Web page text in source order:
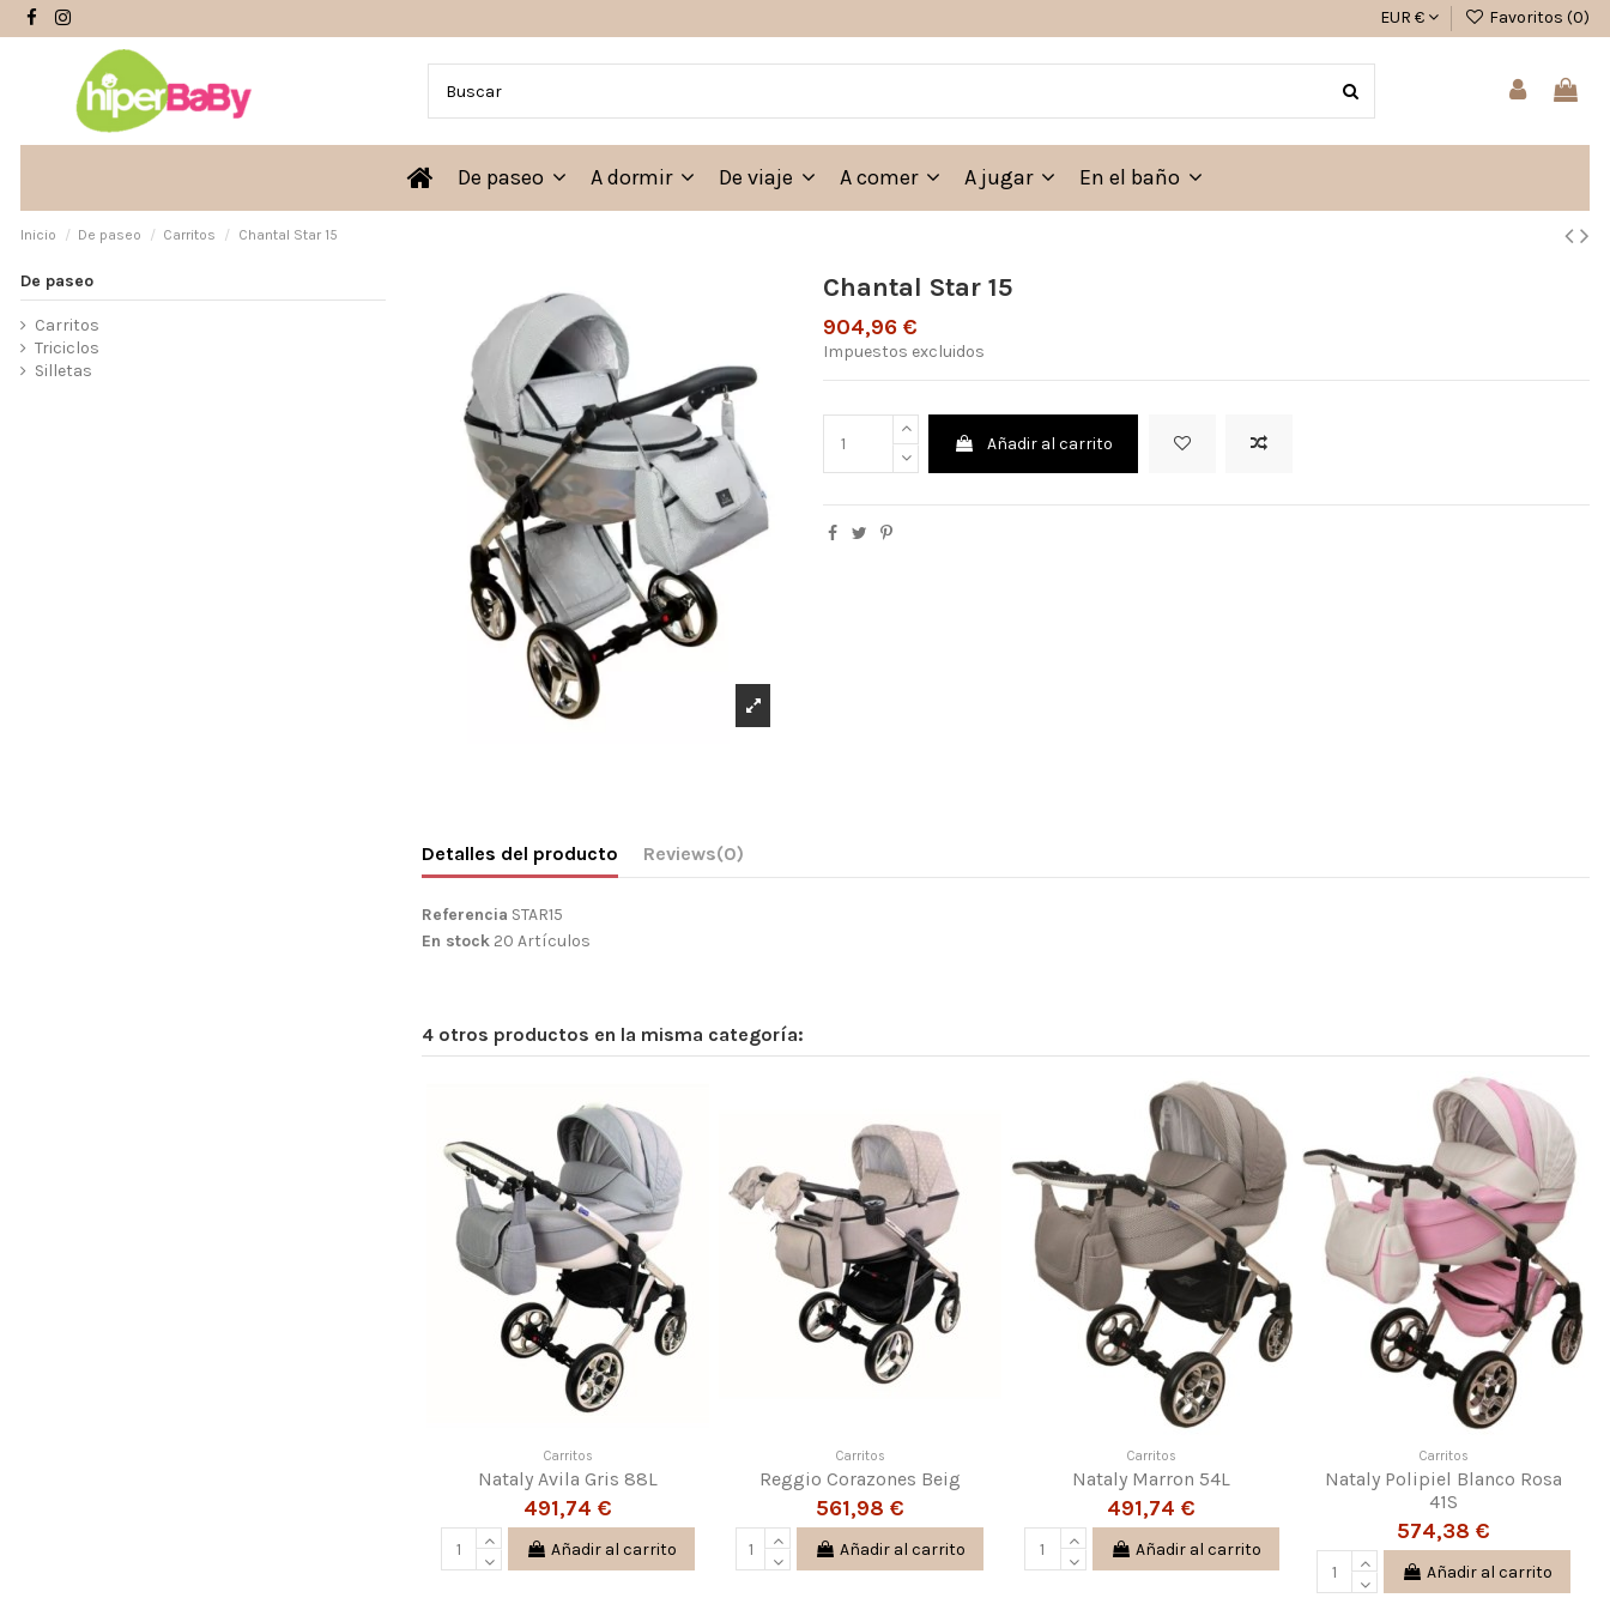
EUR € Favoritos (0)
De paseo A dormir De viaje A comer A jugar En el baño
Inicio De paseo Carritos Chantal Star 15
Chantal Star 15
904,96 €
Impuestos excluidos
Añadir al carrito
Detalles del producto Reviews(0)
Referencia STAR15
En stock 20 Artículos
4 otros productos en la misma categoría:
Carritos
Nataly Avila Gris 88L
491,74 €
Añadir al carrito
Carritos
Reggio Corazones Beig
561,98 €
Añadir al carrito
Carritos
Nataly Marron 54L
491,74 €
Añadir al carrito
Carritos
Nataly Polipiel Blanco Rosa
41S
574,38 €
Añadir al carrito
De paseo
Carritos
Triciclos
Silletas